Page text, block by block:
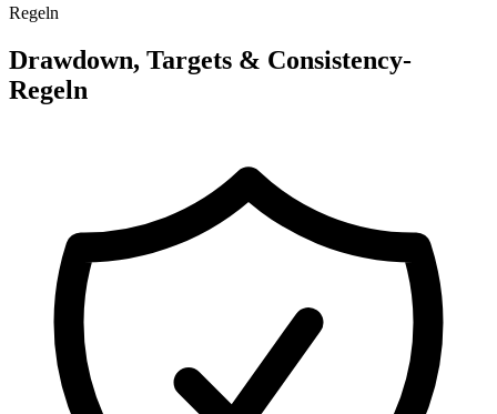
Regeln
Drawdown, Targets & Consistency-
Regeln